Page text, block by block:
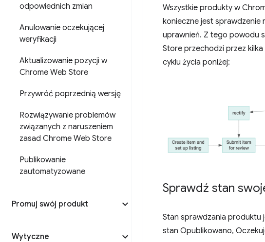
odpowiednich zmian
Anulowanie oczekującej
weryfikacji
Aktualizowanie pozycji w
Chrome Web Store
Przywróć poprzednią wersję
Rozwiązywanie problemów
związanych z naruszeniem
zasad Chrome Web Store
Publikowanie
zautomatyzowane
Promuj swój produkt
Wytyczne
Wszystkie produkty w
konieczne jest sprawdzenie
uprawnień. Z tego powodu
Store przechodzi przez
cyklu życia poniżej:
Sprawdź stan
Stan sprawdzania produktu
stan Opublikowano,